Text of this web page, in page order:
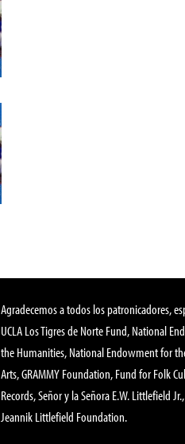
Agradecemos a todos los patronicadores,
UCLA Los Tigres de Norte Fund, National
the Humanities, National Endowment for
Arts, GRAMMY Foundation, Fund for Folk
Records, Señor y la Señora E.W. Littlefield
Jeannik Littlefield Foundation.